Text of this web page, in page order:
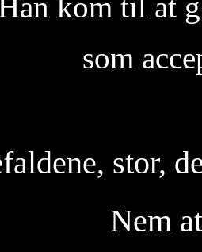
kom til at
som
stor,
Nem